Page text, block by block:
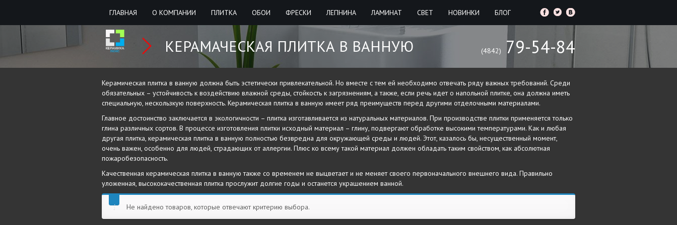
ГЛАВНАЯ О КОМПАНИИ ПЛИТКА ОБОИ ФРЕСКИ ЛЕПНИНА ЛАМИНАТ СВЕТ НОВИНКИ БЛОГ
КЕРАМАЧЕСКАЯ ПЛИТКА В ВАННУЮ (4842) 79-54-84
Керамическая плитка в ванную должна быть эстетически привлекательной. Но вместе с тем ей необходимо отвечать ряду важных требований. Среди
обязательных – устойчивость к воздействию влажной среды, стойкость к загрязнениям, а также, если речь идет о напольной плитке, она должна иметь
специальную, нескользкую поверхность. Керамическая плитка в ванную имеет ряд преимуществ перед другими отделочными материалами.
Главное достоинство заключается в экологичности – плитка изготавливается из натуральных материалов. При производстве плитки применяется только
глина различных сортов. В процессе изготовления плитки исходный материал – глину, подвергают обработке высокими температурами. Как и любая
другая плитка, керамическая плитка в ванную полностью безвредна для окружающей среды и людей. Этот, казалось бы, несущественный момент,
очень важен, особенно для людей, страдающих от аллергии. Плюс ко всему такой материал должен обладать таким свойством, как абсолютная
пожаробезопасность.
Качественная керамическая плитка в ванную также со временем не выцветает и не меняет своего первоначального внешнего вида. Правильно
уложенная, высококачественная плитка прослужит долгие годы и останется украшением ванной.
Не найдено товаров, которые отвечают критерию выбора.